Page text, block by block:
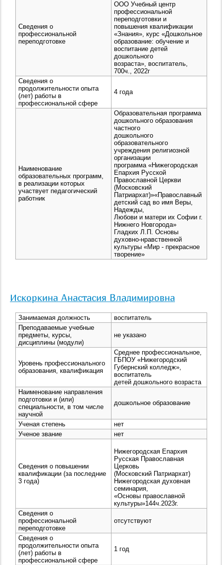
Сведения о
профессиональной
переподготовке
ООО Учебный центр
профессиональной
переподготовки и
повышения квалификации
«Знания», курс «Дошкольное
образование: обучение и
воспитание детей
дошкольного
возраста», воспитатель,
700ч., 2022г
Сведения о
продолжительности опыта
(лет) работы в
профессиональной сфере
4 года
Наименование
образовательных программ,
в реализации которых
участвует педагогический
работник
Образовательная программа
дошкольного образования
частного
дошкольного
образовательного
учреждения религиозной
организации
программа «Нижегородская
Епархия Русской
Православной Церкви
(Московский
Патриархат)»«Православный
детский сад во имя Веры,
Надежды,
Любови и матери их Софии г.
Нижнего Новгорода»
Гладких Л.П. Основы
духовно-нравственной
культуры «Мир - прекрасное
творение»
Искоркина Анастасия Владимировна
Занимаемая должность
воспитатель
Преподаваемые учебные
предметы, курсы,
дисциплины (модули)
не указано
Уровень профессионального
образования, квалификация
Среднее профессиональное,
ГБПОУ «Нижегородский
Губернский колледж»,
воспитатель
детей дошкольного возраста
Наименование направления
подготовки и (или)
специальности, в том числе
научной
дошкольное образование
Ученая степень
нет
Ученое звание
нет
Сведения о повышении
квалификации (за последние
3 года)
Нижегородская Епархия
Русская Православная
Церковь
(Московский Патриархат)
Нижегородская духовная
семинария,
«Основы православной
культуры»144ч.2023г.
Сведения о
профессиональной
переподготовке
отсутствуют
Сведения о
продолжительности опыта
(лет) работы в
профессиональной сфере
1 год